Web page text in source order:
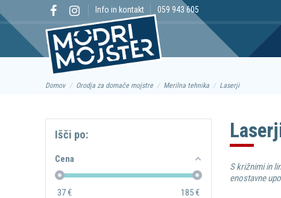
Info in kontakt 059 943 605
Domov Orodja za domače mojstre Merilna tehnika Laserji
S križnimi in
enostavne
Išči po:
Cena
37€ 185€